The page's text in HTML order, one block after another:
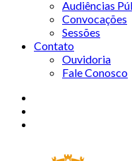
Audiências
Convocações
Sessões
Contato
Ouvidoria
Fale Conosco